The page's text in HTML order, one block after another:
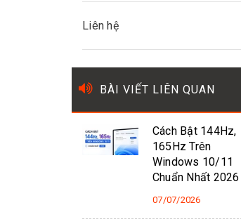
Liên hệ
BÀI VIẾT LIÊN QUAN
Cách Bật 144Hz,
165Hz Trên
Windows 10/11
Chuẩn Nhất 2026
07/07/2026